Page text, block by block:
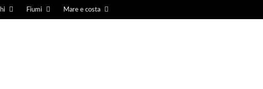
Fiumi Mare e costa